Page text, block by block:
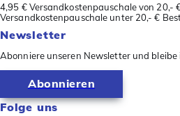
4,95 € Versandkostenpauschale von 20,-
Versandkostenpauschale unter 20,- €
Newsletter
Abonniere unseren Newsletter und
Abonnieren
Folge uns